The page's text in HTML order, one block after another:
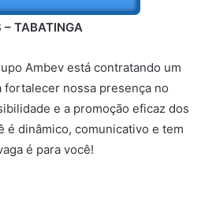
– TABATINGA
Ambev está contratando um
fortalecer nossa presença no
e a promoção eficaz dos
é dinâmico, comunicativo e tem
é para você!